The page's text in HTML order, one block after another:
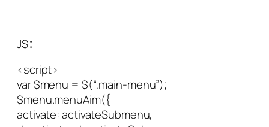
JS：
<script>
var $menu = $(“.main-menu”);
$menu.menuAim({
activate: activateSubmenu,